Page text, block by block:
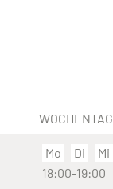
WOCHENTAG
Mo Di Mi
18:00-19:00